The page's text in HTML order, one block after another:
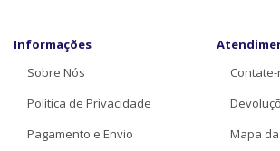
Informações
Sobre Nós
Política de Privacidade
Pagamento e Envio
Mapa